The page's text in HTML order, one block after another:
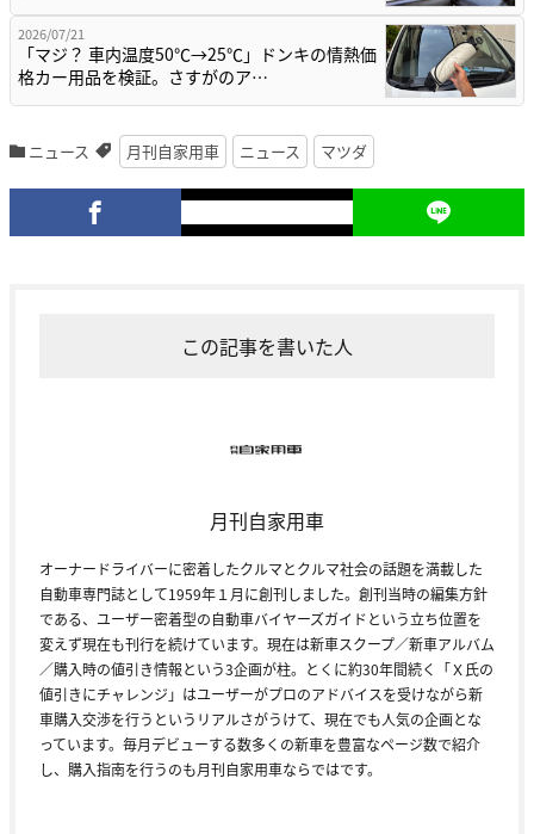
2026/07/21
「マジ？ 車内温度50℃→25℃」ドンキの情熱価
格カー用品を検証。さすがのア…
ニュース 月刊自家用車 ニュース マツダ
この記事を書いた人
月刊自家用車
オーナードライバーに密着したクルマとクルマ社会の話題を満載した
自動車専門誌として1959年１月に創刊しました。創刊当時の編集方針
である、ユーザー密着型の自動車バイヤーズガイドという立ち位置を
変えず現在も刊行を続けています。現在は新車スクープ／新車アルバム
／購入時の値引き情報という3企画が柱。とくに約30年間続く「Ｘ氏の
値引きにチャレンジ」はユーザーがプロのアドバイスを受けながら新
車購入交渉を行うというリアルさがうけて、現在でも人気の企画とな
っています。毎月デビューする数多くの新車を豊富なページ数で紹介
し、購入指南を行うのも月刊自家用車ならではです。